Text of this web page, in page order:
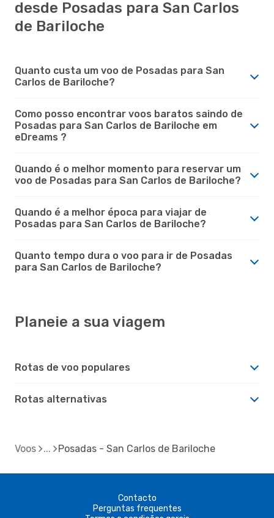
desde Posadas para San Carlos
de Bariloche
Quanto custa um voo de Posadas para San
Carlos de Bariloche?
Como posso encontrar voos baratos saindo de
Posadas para San Carlos de Bariloche em
eDreams ?
Quando é o melhor momento para reservar um
voo de Posadas para San Carlos de Bariloche?
Quando é a melhor época para viajar de
Posadas para San Carlos de Bariloche?
Quanto tempo dura o voo para ir de Posadas
para San Carlos de Bariloche?
Planeie a sua viagem
Rotas de voo populares
Rotas alternativas
Voos Posadas - San Carlos de Bariloche
Contacto
Perguntas frequentes